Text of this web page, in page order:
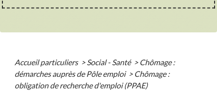
Accueil particuliers > Social - Santé > Chômage :
démarches auprès de Pôle emploi > Chômage :
obligation de recherche d'emploi (PPAE)